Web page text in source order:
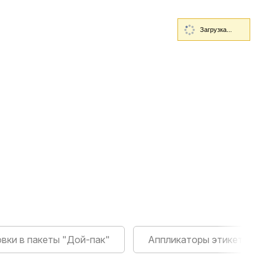
в пакеты "Дой-пак" Аппликаторы этикеток
Загрузка...